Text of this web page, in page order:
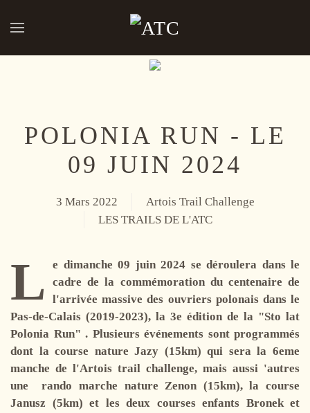
POLONIA RUN - LE
09 JUIN 2024
3 Mars 2022
Artois Trail Challenge
LES TRAILS DE L'ATC
L
e dimanche 09 juin 2024 se déroulera dans le
cadre de la commémoration du centenaire de
l'arrivée massive des ouvriers polonais dans le
Pas-de-Calais (2019-2023), la 3e édition de la "Sto lat
Polonia Run" . Plusieurs événements sont programmés
dont la course nature Jazy (15km) qui sera la 6eme
manche de l'Artois trail challenge, mais aussi 'autres
une rando marche nature Zenon (15km), la course
Janusz (5km) et les deux courses enfants Bronek et